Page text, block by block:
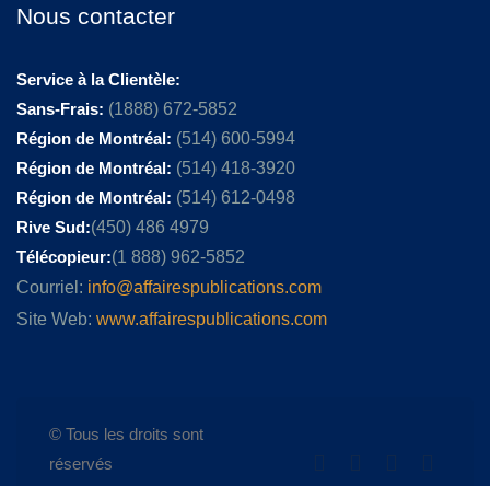
Nous contacter
Service à la Clientèle:
Sans-Frais: (1888) 672-5852
Région de Montréal: (514) 600-5994
Région de Montréal: (514) 418-3920
Région de Montréal: (514) 612-0498
Rive Sud:(450) 486 4979
Télécopieur:(1 888) 962-5852
Courriel: info@affairespublications.com
Site Web: www.affairespublications.com
© Tous les droits sont
réservés